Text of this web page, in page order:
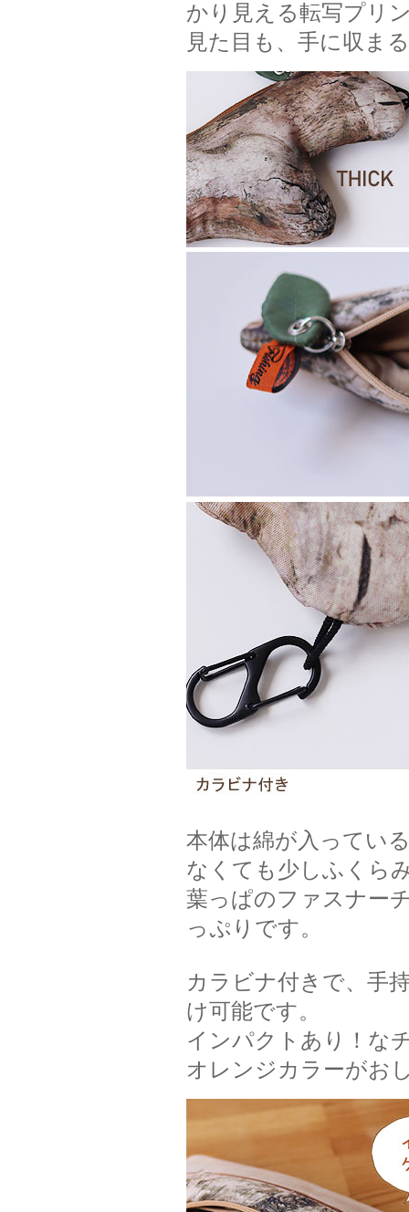
かり見える転写プリ
見た目も、手に収ま
本体は綿が入ってい
なくても少しふくら
葉っぱのファスナー
っぷりです。
カラビナ付きで、手
け可能です。
インパクトあり！な
オレンジカラーがお